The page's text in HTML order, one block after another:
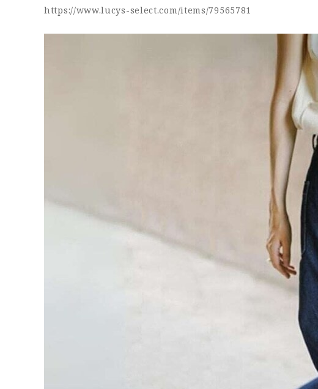
https://www.lucys-select.com/items/79565781